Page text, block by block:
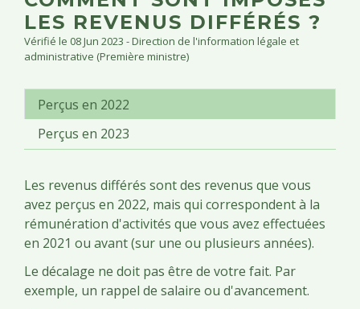
LES REVENUS DIFFÉRÉS ?
Vérifié le 08 Jun 2023 - Direction de l'information légale et
administrative (Première ministre)
Perçus en 2022
Perçus en 2023
Les revenus différés sont des revenus que vous
avez perçus en 2022, mais qui correspondent à la
rémunération d'activités que vous avez effectuées
en 2021 ou avant (sur une ou plusieurs années).
Le décalage ne doit pas être de votre fait. Par
exemple, un rappel de salaire ou d'avancement.